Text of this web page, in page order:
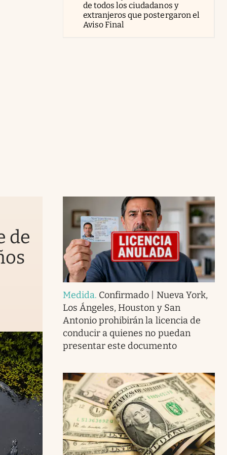
de todos los ciudadanos y
extranjeros que postergaron el
Aviso Final
de
Medida. Confirmado | Nueva York,
Los Ángeles, Houston y San
Antonio prohibirán la licencia de
conducir a quienes no puedan
presentar este documento